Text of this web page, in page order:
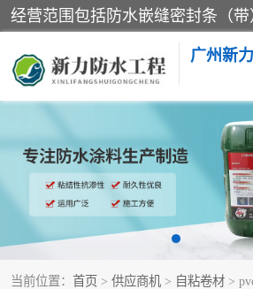
广州新
当前位置： 首页 > 供应商机 > 自粘卷材 >
黑豹防水胶 建筑
乳化沥青防水涂料 自
非固化橡胶防水涂料